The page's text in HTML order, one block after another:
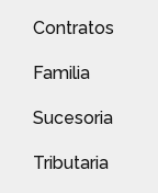
Contratos
Familia
Sucesoria
Tributaria